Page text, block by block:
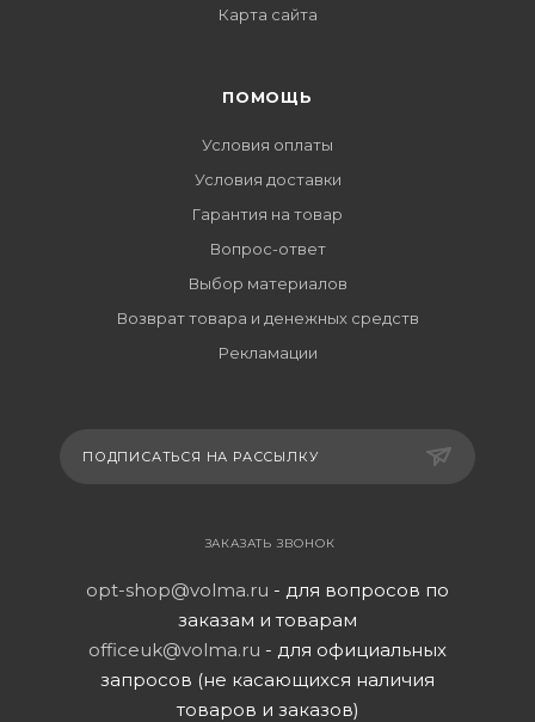
Карта сайта
ПОМОЩЬ
Условия оплаты
Условия доставки
Гарантия на товар
Вопрос-ответ
Выбор материалов
Возврат товара и денежных средств
Рекламации
ПОДПИСАТЬСЯ НА РАССЫЛКУ
ЗАКАЗАТЬ ЗВОНОК
opt-shop@volma.ru - для вопросов по
заказам и товарам
officeuk@volma.ru - для официальных
запросов (не касающихся наличия
товаров и заказов)